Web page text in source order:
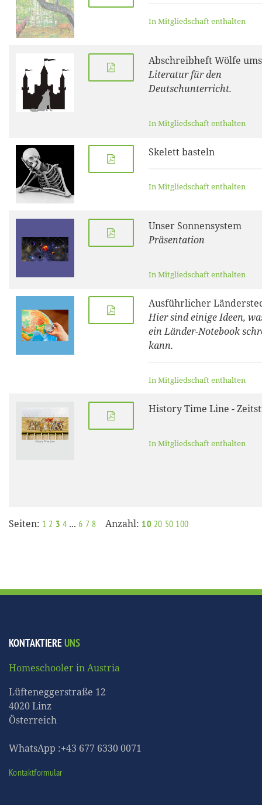
In Mitgliedschaft enthalten
Abschreibheft Wölfe ums
Literatur für den
Deutschunterricht.
In Mitgliedschaft enthalten
Skelett basteln
In Mitgliedschaft enthalten
Unser Sonnensystem
Präsentation
In Mitgliedschaft enthalten
Ausführlicher
Hier sind einige Ideen,
ein Länder-Notebook
kann.
In Mitgliedschaft enthalten
History Time Line -
In Mitgliedschaft enthalten
Seiten: 1 2 3 4 ...6 7 8 Anzahl: 10 20 50 100
KONTAKTIEREUNS
Homeschooler in Austria
Lüfteneggerstraße 12
4020 Linz
Österreich
WhatsApp :+43 677 6330 0071
Kontaktformular